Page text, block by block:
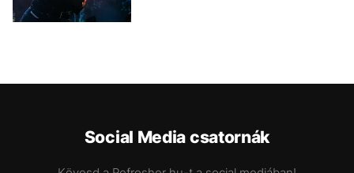
Social Media csatornák